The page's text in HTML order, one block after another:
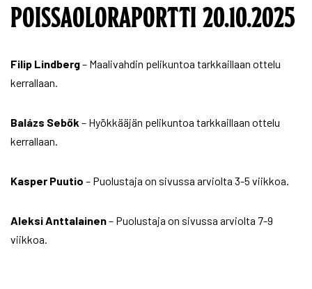
POISSAOLORAPORTTI 20.10.2025
Filip Lindberg– Maalivahdin pelikuntoa tarkkaillaan ottelu
kerrallaan.
Balázs Sebők – Hyökkääjän pelikuntoa tarkkaillaan ottelu
kerrallaan.
Kasper Puutio – Puolustaja on sivussa arviolta 3-5 viikkoa.
Aleksi Anttalainen– Puolustaja on sivussa arviolta 7-9
viikkoa.